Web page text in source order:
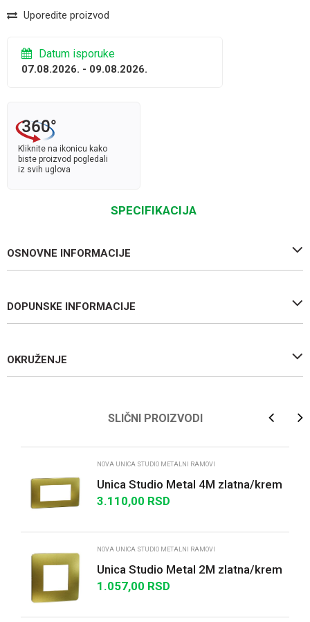
Uporedite proizvod
Datum isporuke
07.08.2026. - 09.08.2026.
Kliknite na ikonicu kako
biste proizvod pogledali
iz svih uglova
SPECIFIKACIJA
OSNOVNE INFORMACIJE
DOPUNSKE INFORMACIJE
OKRUŽENJE
Poruka
SLIČNI PROIZVODI
NOVA UNICA STUDIO METALNI RAMOVI
Unica Studio Metal 4M zlatna/krem
3.110,00 RSD
NOVA UNICA STUDIO METALNI RAMOVI
Unica Studio Metal 2M zlatna/krem
1.057,00 RSD